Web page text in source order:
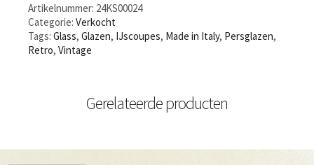
Artikelnummer: 24KS00024
Categorie: Verkocht
Tags: Glass, Glazen, IJscoupes, Made in Italy, Persglazen,
Retro, Vintage
Gerelateerde producten